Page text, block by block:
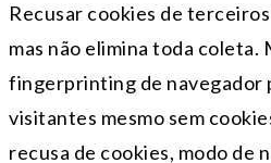
Recusar cookies de
mas não elimina toda coleta.
fingerprinting de navegador
visitantes mesmo sem
recusa de cookies, modo de